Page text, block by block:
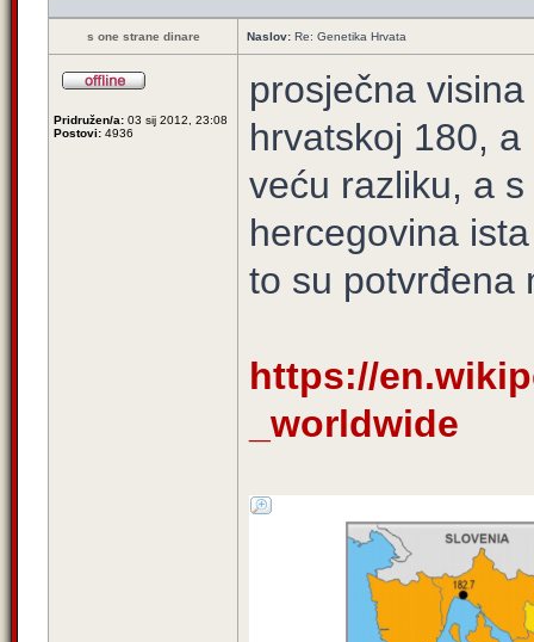
s one strane dinare Naslov: Re: Genetika Hrvata
Pridružen/a: 03 sij 2012, 23:08
Postovi: 4936
prosječna
hrvatskoj 180,
veću razliku, a
hercegovina
to su potvrđena
https://
_worldwide